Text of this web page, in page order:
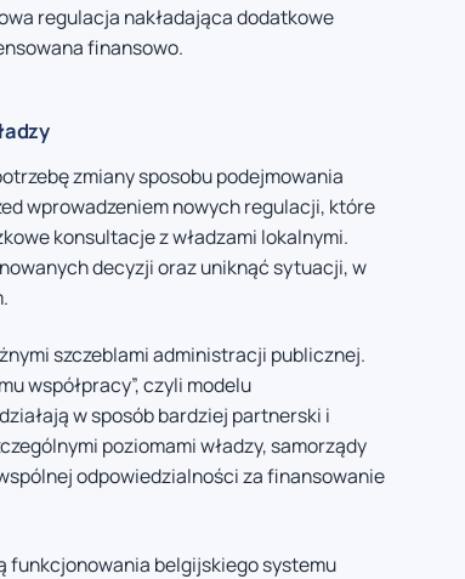
regulacja nakładająca dodatkowe
finansowo.
zmiany sposobu podejmowania
wprowadzeniem nowych regulacji, które
konsultacje z władzami lokalnymi.
decyzji oraz uniknąć sytuacji, w
szczeblami administracji publicznej.
współpracy”, czyli modelu
w sposób bardziej partnerski i
poziomami władzy, samorządy
odpowiedzialności za finansowanie
funkcjonowania belgijskiego systemu